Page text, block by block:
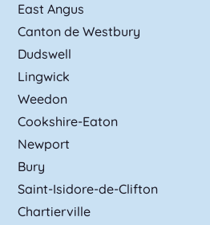
East Angus
Canton de Westbury
Dudswell
Lingwick
Weedon
Cookshire-Eaton
Newport
Bury
Saint-Isidore-de-Clifton
Chartierville